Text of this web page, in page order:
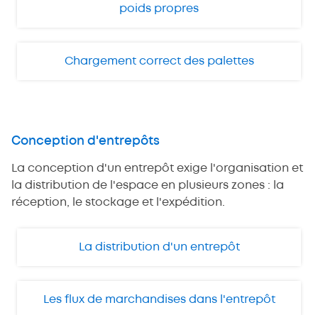
poids propres
Chargement correct des palettes
Conception d'entrepôts
La conception d'un entrepôt exige l'organisation et
la distribution de l'espace en plusieurs zones : la
réception, le stockage et l'expédition.
La distribution d'un entrepôt
Les flux de marchandises dans l'entrepôt